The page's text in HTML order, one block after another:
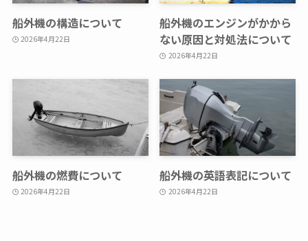
船外機の構造について
2026年4月22日
船外機のエンジンがかから
ない原因と対処法について
2026年4月22日
船外機の燃費について
2026年4月22日
船外機の英語表記について
2026年4月22日